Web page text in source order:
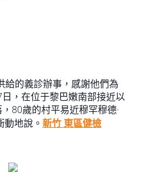
的義診辦事，感謝他們為
，在位于黎巴嫩南部接近以
80歲的村平易近穆罕穆德·
動地說。 新竹 東區健檢